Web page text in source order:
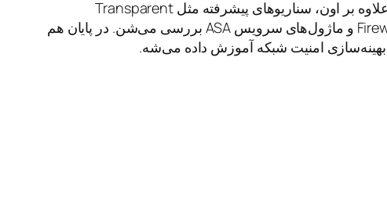
مدیریت ترافیک و QoS رو یاد می‌گیرید. علاوه بر اون، سناریوهای پیشرفته مثل Transparent
Firewall، Virtual Firewall، High Availability و ماژول‌های سرویس ASA بررسی می‌شن. در پایان هم
بهینه‌سازی امنیت شبکه آموزش داده می‌شه.